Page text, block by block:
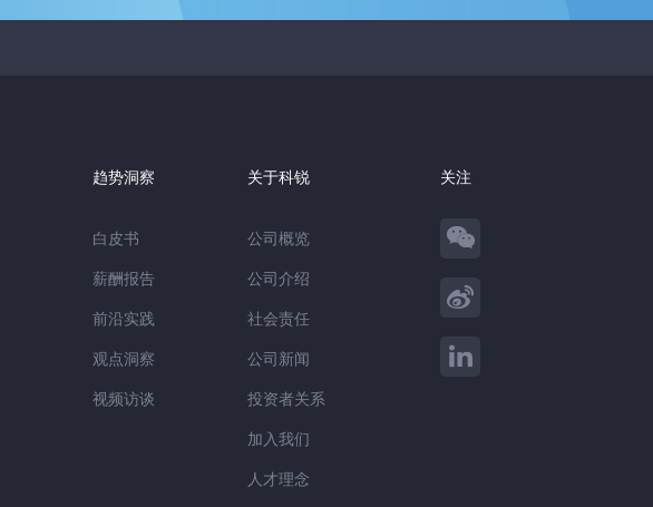
趋势洞察
白皮书
薪酬报告
前沿实践
观点洞察
视频访谈
关于科锐
公司概览
公司介绍
社会责任
公司新闻
投资者关系
加入我们
人才理念
关注